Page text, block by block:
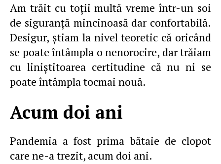
Am trăit cu toţii multă vreme într-un soi
de siguranţă mincinoasă dar confortabilă.
Desigur, ştiam la nivel teoretic că oricând
se poate întâmpla o nenorocire, dar trăiam
cu liniştitoarea certitudine că nu ni se
poate întâmpla tocmai nouă.
Acum doi ani
Pandemia a fost prima bătaie de clopot
care ne-a trezit, acum doi ani.